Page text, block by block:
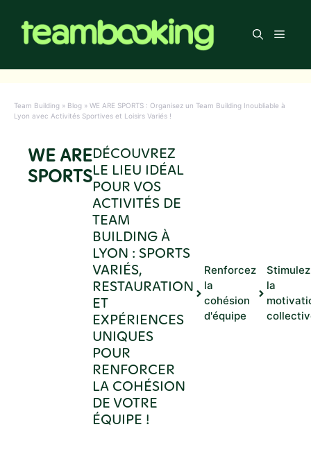
contenu
Menu
Team Building » Blog » WE ARE SPORTS : Organisez un Team Building Inoubliable à
Lyon avec Activités Sportives et Loisirs Variés !
WE ARE
SPORTS
DÉCOUVREZ
LE LIEU IDÉAL
POUR VOS
ACTIVITÉS DE
TEAM
BUILDING À
LYON : SPORTS
VARIÉS,
RESTAURATION
ET
EXPÉRIENCES
UNIQUES
POUR
RENFORCER
LA COHÉSION
DE VOTRE
ÉQUIPE !
Renforcez
la
cohésion
d'équipe
Stimulez
la